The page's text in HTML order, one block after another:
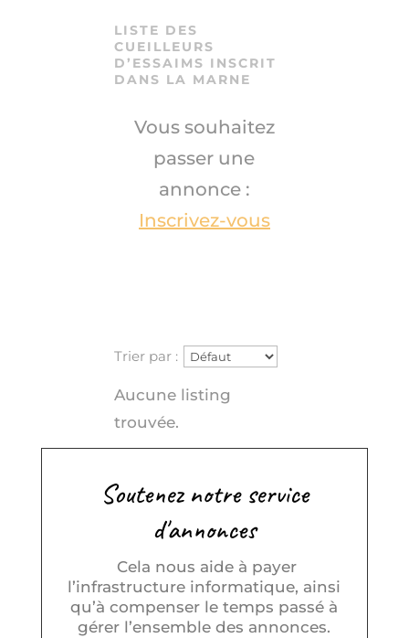
LISTE DES
CUEILLEURS
D’ESSAIMS INSCRIT
DANS LA MARNE
Vous souhaitez
passer une
annonce :
Inscrivez-vous
Trier par :
Aucune listing
trouvée.
Soutenez notre service
d'annonces
Cela nous aide à payer
l’infrastructure informatique, ainsi
qu’à compenser le temps passé à
gérer l’ensemble des annonces.